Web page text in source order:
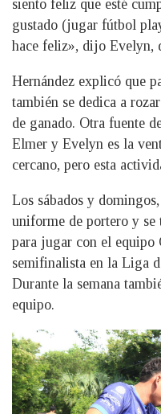
siento feliz que esté
gustado (jugar fútbol
hace feliz», dijo Evelyn,
Hernández explicó que
también se dedica a
de ganado. Otra fuente
Elmer y Evelyn es la
cercano, pero esta
Los sábados y
uniforme de portero y se
para jugar con el equipo
semifinalista en la Liga
Durante la semana
equipo.